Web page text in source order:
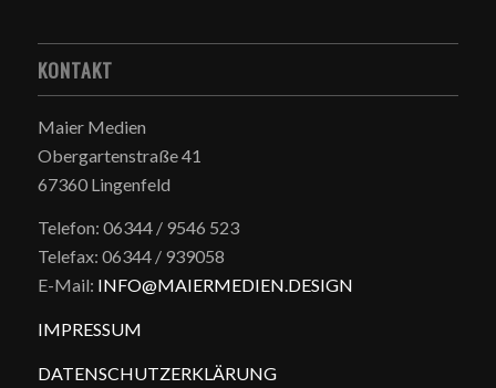
KONTAKT
Maier Medien
Obergartenstraße 41
67360 Lingenfeld
Telefon: 06344 / 9546 523
Telefax: 06344 / 939058
E-Mail: INFO@MAIERMEDIEN.DESIGN
IMPRESSUM
DATENSCHUTZERKLÄRUNG